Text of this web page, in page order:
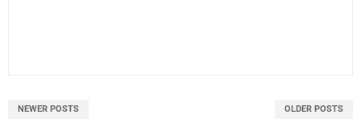
NEWER POSTS OLDER POSTS